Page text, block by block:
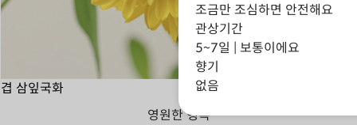
겹 삼잎국화
영원한 행복
조금만 조심하면 안전해요
관상기간
5~7일 | 보통이에요
향기
없음